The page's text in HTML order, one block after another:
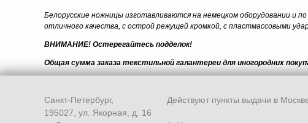
Белорусские ножницы изготавливаются на немецком оборудовании и
отличного качества, с острой режущей кромкой, с пластмассовыми
ВНИМАНИЕ! Остерегайтесь подделок!
Общая сумма заказа текстильной галантереи для иногородних
Санкт-Петербург,
195027, ул. Якорная, д. 16
Действуют пункты выдачи в